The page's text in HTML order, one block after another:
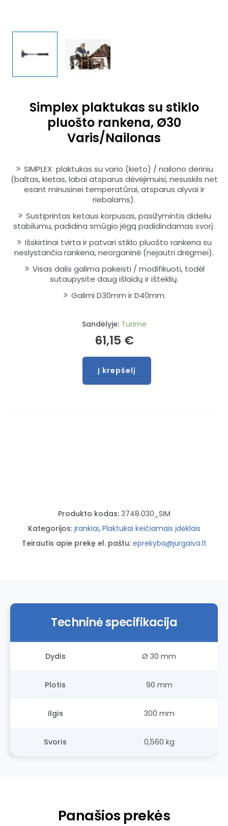
Simplex plaktukas su stiklo
pluošto rankena, Ø30
Varis/Nailonas
SIMPLEX plaktukas su vario (kieto) / nailono deriniu
(baltas, kietas, labai atsparus dėvėjimuisi, nesuskils net
esant minusinei temperatūrai, atsparus alyvai ir
riebalams).
Sustiprintas ketaus korpusas, pasižymintis dideliu
stabilumu, padidina smūgio jėgą padidindamas svorį.
Išskirtinai tvirta ir patvari stiklo pluošto rankena su
neslystančia rankena, neorganinė (nejautri drėgmei).
Visas dalis galima pakeisti / modifikuoti, todėl
sutaupysite daug išlaidų ir išteklių.
Galimi D30mm ir D40mm.
Sandėlyje: Turime
61,15 €
produkto
kiekis:
Į krepšelį
Produkto kodas: 3748.030_SIM
Kategorijos: Įrankiai, Plaktukai keičiamais įdėklais
Teirautis apie prekę el. paštu: eprekyba@jurgaiva.lt
Techninė specifikacija
Dydis Ø 30 mm
Plotis 90 mm
Ilgis 300 mm
Svoris 0,560 kg
Panašios prekės